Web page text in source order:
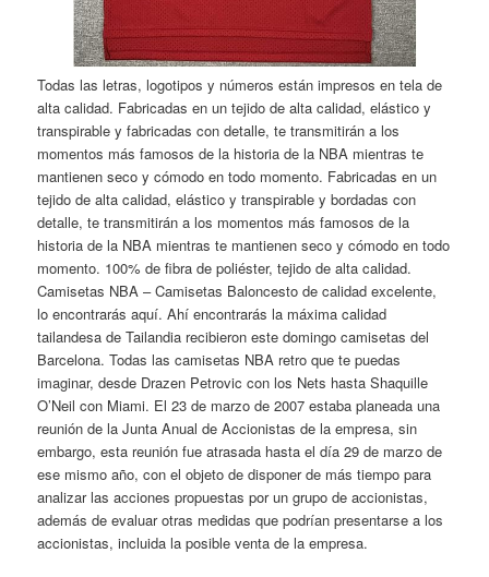
Todas las letras, logotipos y números están impresos en tela de
alta calidad. Fabricadas en un tejido de alta calidad, elástico y
transpirable y fabricadas con detalle, te transmitirán a los
momentos más famosos de la historia de la NBA mientras te
mantienen seco y cómodo en todo momento. Fabricadas en un
tejido de alta calidad, elástico y transpirable y bordadas con
detalle, te transmitirán a los momentos más famosos de la
historia de la NBA mientras te mantienen seco y cómodo en todo
momento. 100% de fibra de poliéster, tejido de alta calidad.
Camisetas NBA – Camisetas Baloncesto de calidad excelente,
lo encontrarás aquí. Ahí encontrarás la máxima calidad
tailandesa de Tailandia recibieron este domingo camisetas del
Barcelona. Todas las camisetas NBA retro que te puedas
imaginar, desde Drazen Petrovic con los Nets hasta Shaquille
O’Neil con Miami. El 23 de marzo de 2007 estaba planeada una
reunión de la Junta Anual de Accionistas de la empresa, sin
embargo, esta reunión fue atrasada hasta el día 29 de marzo de
ese mismo año, con el objeto de disponer de más tiempo para
analizar las acciones propuestas por un grupo de accionistas,
además de evaluar otras medidas que podrían presentarse a los
accionistas, incluida la posible venta de la empresa.